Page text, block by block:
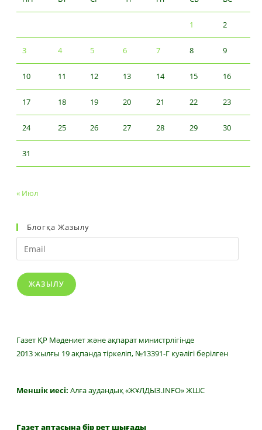
1 2
3 4 5 6 7 8 9
10 11 12 13 14 15 16
17 18 19 20 21 22 23
24 25 26 27 28 29 30
31
« Июл
Блогқа Жазылу
Email
ЖАЗЫЛУ
Газет ҚР Мәдениет және ақпарат министрлігінде
2013 жылғы 19 ақпанда тіркеліп, №13391-Г куәлігі берілген
Меншік иесі: Алға аудандық «ЖҰЛДЫЗ.INFO» ЖШС
Газет аптасына бір рет шығады